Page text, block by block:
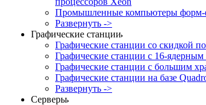
Промышленные компьютеры форм-
Развернуть ->
Графические станции
Графические станции со скидкой
Графические станции с 16-
Графические станции с большим
Графические станции на базе
Развернуть ->
Серверы